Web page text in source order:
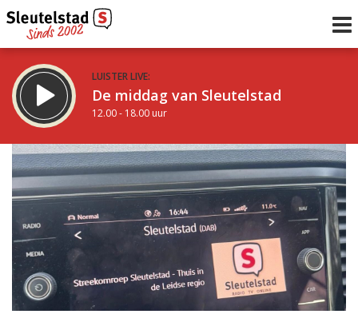
LUISTER LIVE:
De middag van Sleutelstad
12.00 - 18.00 uur
STRAKS:
De avond van Sleutelstad
18.00 - 21.00 uur
Vorig uur
uur 1 van 0 Volgend uur